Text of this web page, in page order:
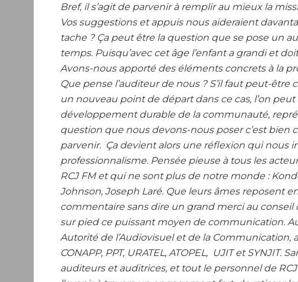
Bref, il s’agit de parvenir à remplir au mieux la
Vos suggestions et appuis nous aideraient
tache ? Ça peut être la question que se pose un
temps. Puisqu’avec cet âge l’enfant a grandi et
Avons-nous apporté des éléments concrets à la
Que pense l’auditeur de nous ? S’il faut peut-
un nouveau point de départ dans ce cas, l’on
développement durable de la communauté,
question que nous devons-nous poser c’est bien
parvenir. Ça devient alors une réflexion qui nous
professionnalisme. Pensée pieuse à tous les
RCJ FM et qui ne sont plus de notre monde :
Johnson, Joseph Laré. Que leurs âmes reposent
commentaire sans dire un grand merci au conseil
sur pied ce puissant moyen de communication.
Autorité de l’Audiovisuel et de la Communication,
CONAPP, PPT, URATEL, ATOPEL, UJIT et SYNJIT.
auditeurs et auditrices, et tout le personnel de